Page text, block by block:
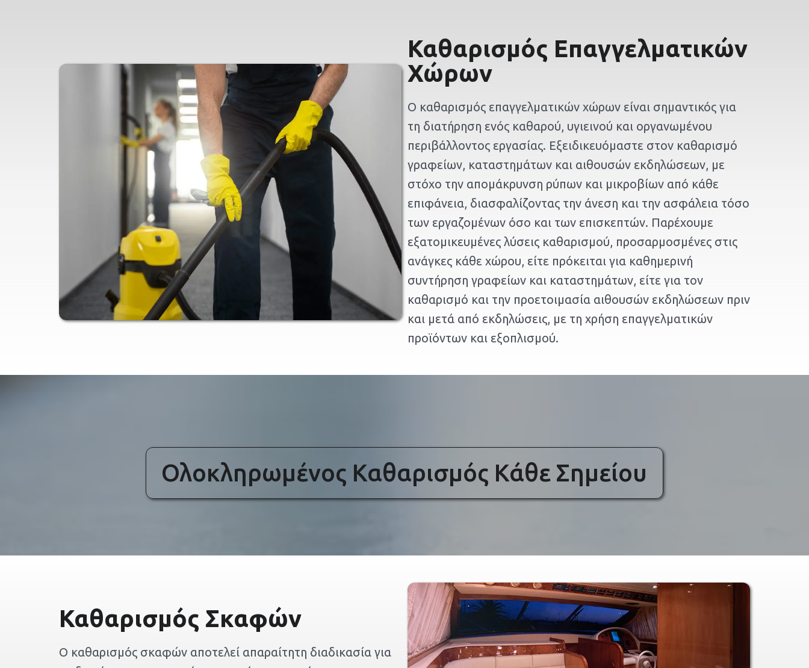
Καθαρισμός Επαγγελματικών
Χώρων
Ο καθαρισμός επαγγελματικών χώρων είναι σημαντικός για
τη διατήρηση ενός καθαρού, υγιεινού και οργανωμένου
περιβάλλοντος εργασίας. Εξειδικευόμαστε στον καθαρισμό
γραφείων, καταστημάτων και αιθουσών εκδηλώσεων, με
στόχο την απομάκρυνση ρύπων και μικροβίων από κάθε
επιφάνεια, διασφαλίζοντας την άνεση και την ασφάλεια τόσο
των εργαζομένων όσο και των επισκεπτών. Παρέχουμε
εξατομικευμένες λύσεις καθαρισμού, προσαρμοσμένες στις
ανάγκες κάθε χώρου, είτε πρόκειται για καθημερινή
συντήρηση γραφείων και καταστημάτων, είτε για τον
καθαρισμό και την προετοιμασία αιθουσών εκδηλώσεων πριν
και μετά από εκδηλώσεις, με τη χρήση επαγγελματικών
προϊόντων και εξοπλισμού.
Ολοκληρωμένος Καθαρισμός Κάθε Σημείου
Καθαρισμός Σκαφών
Ο καθαρισμός σκαφών αποτελεί απαραίτητη διαδικασία για